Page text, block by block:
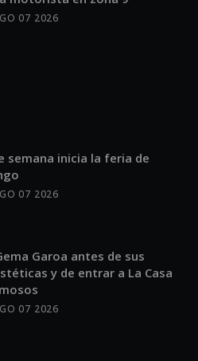
07 2026
semana inicia la feria de
07 2026
Garoa antes de sus
y de entrar a La Casa
07 2026